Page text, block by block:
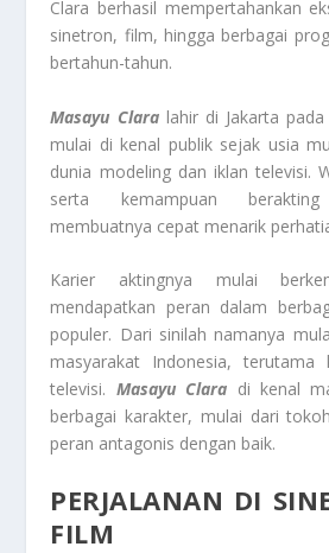
Clara berhasil mempertahankan
sinetron, film, hingga berbagai
bertahun-tahun.
Masayu Claralahir di Jakarta
mulai di kenal publik sejak usia
dunia modeling dan iklan televisi.
serta kemampuan
membuatnya cepat menarik
Karier aktingnya mulai
mendapatkan peran dalam
populer. Dari sinilah namanya
masyarakat Indonesia, terutama
televisi. Masayu Clara di kenal
berbagai karakter, mulai dari
peran antagonis dengan baik.
PERJALANAN DI
FILM